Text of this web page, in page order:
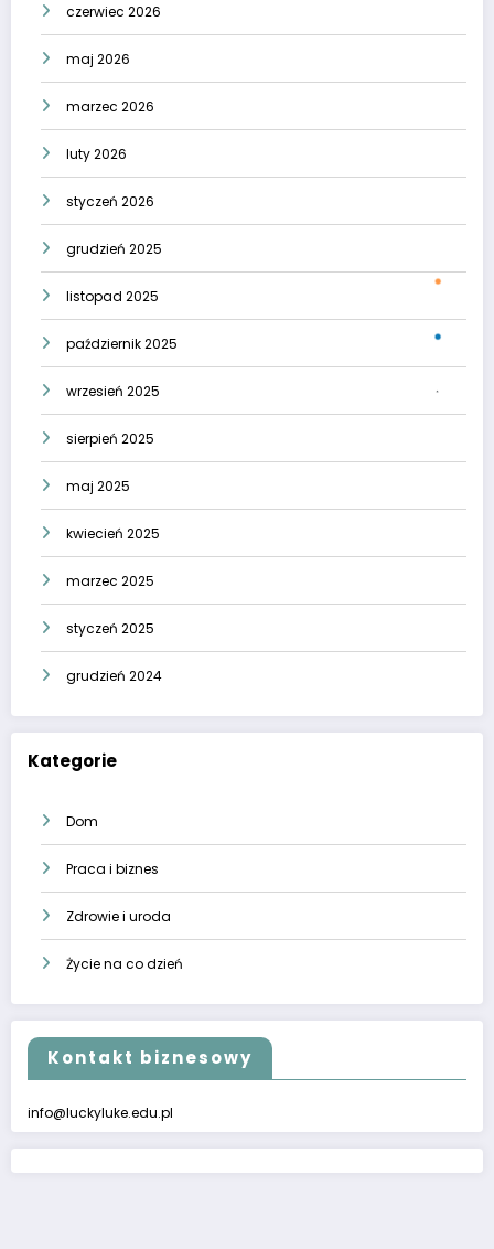
czerwiec 2026
maj 2026
marzec 2026
luty 2026
styczeń 2026
grudzień 2025
listopad 2025
październik 2025
wrzesień 2025
sierpień 2025
maj 2025
kwiecień 2025
marzec 2025
styczeń 2025
grudzień 2024
Kategorie
Dom
Praca i biznes
Zdrowie i uroda
Życie na co dzień
Kontakt biznesowy
info@luckyluke.edu.pl